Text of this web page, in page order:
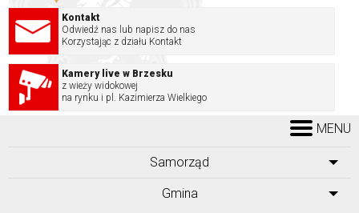
Kontakt
Odwiedź nas lub napisz do nas
Korzystając z działu Kontakt
Kamery live w Brzesku
z wieży widokowej
na rynku i pl. Kazimierza Wielkiego
MENU
Samorząd
Gmina